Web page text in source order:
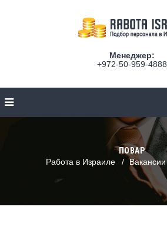
Менеджер:
+972-50-959-4888
ПОВАР
Работа в Израиле
Вакансии